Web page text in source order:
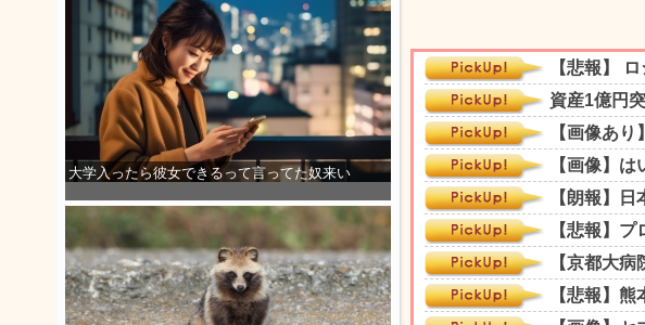
大学入ったら彼女できるって言ってた奴来い